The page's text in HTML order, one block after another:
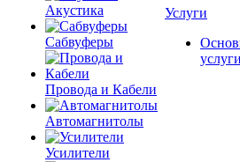
Акустика
Сабвуферы
Провода и Кабели
Автомагнитолы
Усилители
Услуги
услуги